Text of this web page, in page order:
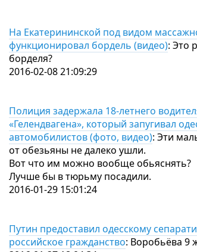
На Екатерининской под видом
функционировал бордель (видео): Это
борделя?
2016-02-08 21:09:29
Полиция задержала 18-летнего
«Гелендвагена», который запугивал
автомобилистов (фото, видео): Эти
от обезьяны не далеко ушли.
Вот что им можно вообще обьяснять?
Лучше бы в тюрьму посадили.
2016-01-29 15:01:24
Путин предоставил одесскому
российское гражданство: Воробьёва 9